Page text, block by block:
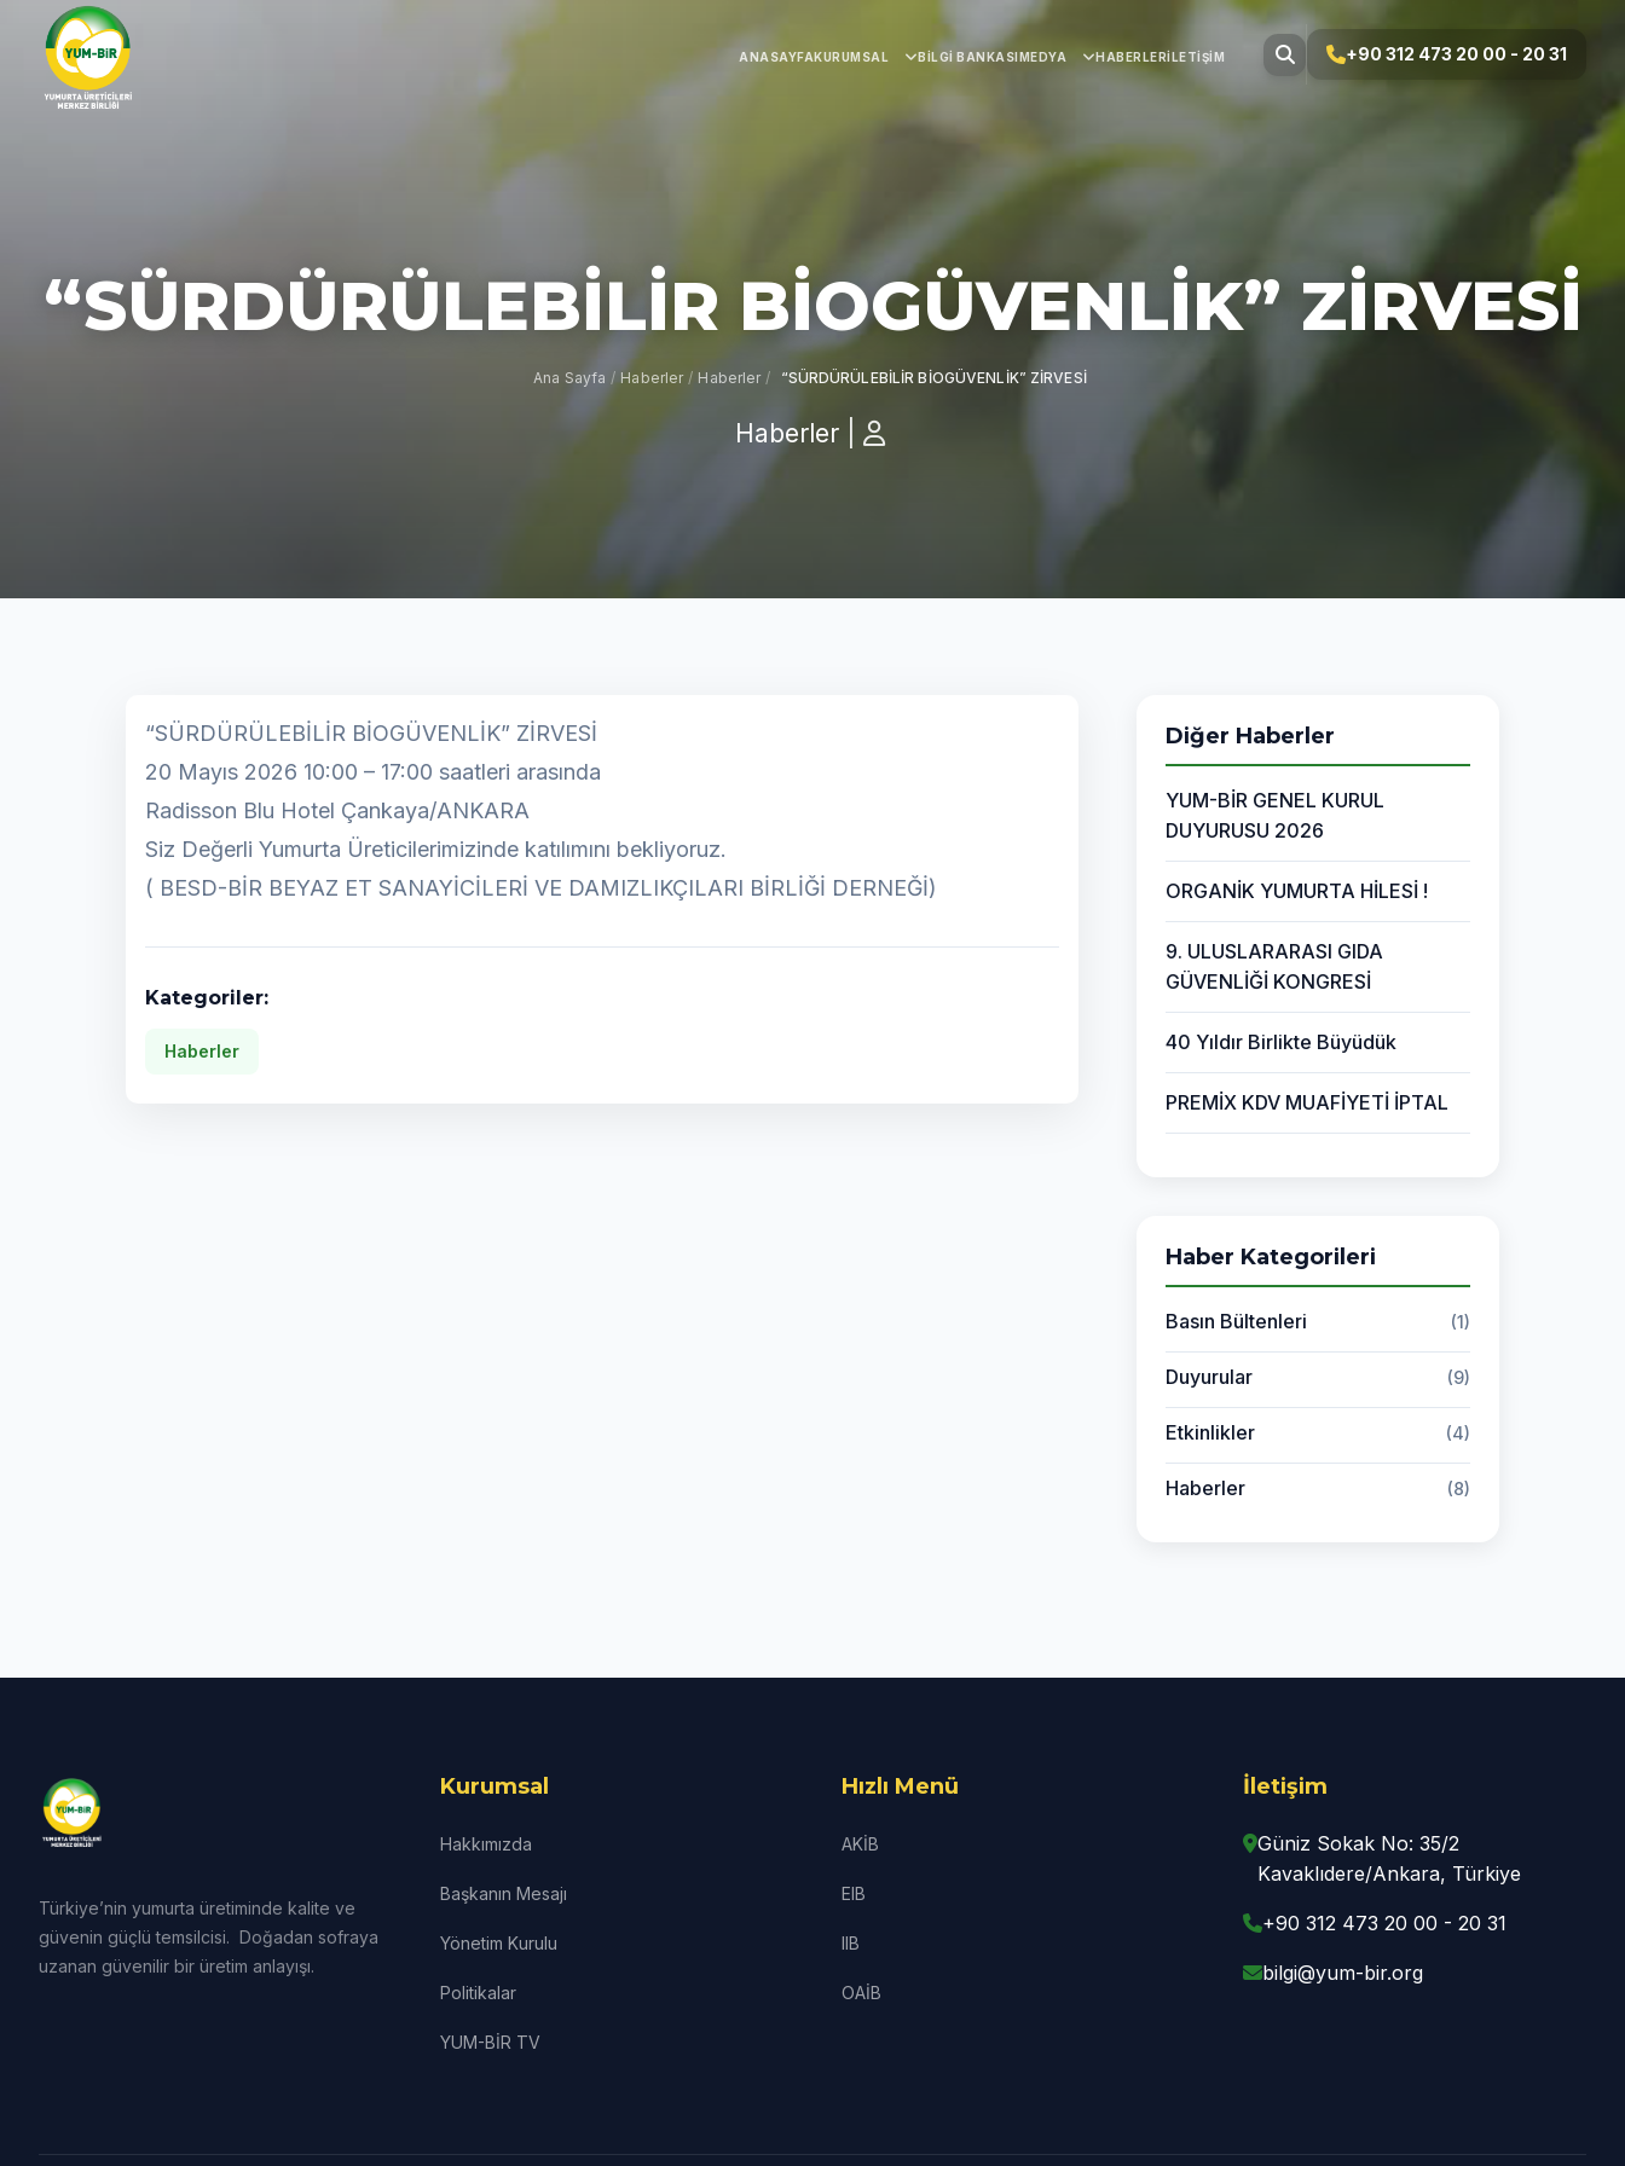
ANASAYFA KURUMSAL BILGI BANKASI MEDYA HABERLERİLETIŞIM +90 312 473 20 00 - 20 31
“SÜRDÜRÜLEBİLİR BİOGÜVENLİK” ZİRVESİ
Ana Sayfa / Haberler / Haberler / “SÜRDÜRÜLEBİLİR BİOGÜVENLİK” ZİRVESİ
Haberler
“SÜRDÜRÜLEBİLİR BİOGÜVENLİK” ZİRVESİ
20 Mayıs 2026 10:00 – 17:00 saatleri arasında
Radisson Blu Hotel Çankaya/ANKARA
Siz Değerli Yumurta Üreticilerimizinde katılımını bekliyoruz.
( BESD-BİR BEYAZ ET SANAYİCİLERİ VE DAMIZLIKÇILARI BİRLİĞİ DERNEĞİ)
Kategoriler:
Haberler
Diğer Haberler
YUM-BİR GENEL KURUL
DUYURUSU 2026
ORGANİK YUMURTA HİLESİ !
9. ULUSLARARASI GIDA
GÜVENLİĞİ KONGRESİ
40 Yıldır Birlikte Büyüdük
PREMİX KDV MUAFİYETİ İPTAL
Haber Kategorileri
Basın Bültenleri (1)
Duyurular (9)
Etkinlikler (4)
Haberler (8)
Türkiye’nin yumurta üretiminde kalite ve
güvenin güçlü temsilcisi. Doğadan sofraya
uzanan güvenilir bir üretim anlayışı.
Kurumsal
Hakkımızda
Başkanın Mesajı
Yönetim Kurulu
Politikalar
YUM-BİR TV
Hızlı Menü
AKİB
EIB
IIB
OAİB
İletişim
Güniz Sokak No: 35/2
Kavaklıdere/Ankara, Türkiye
+90 312 473 20 00 - 20 31
bilgi@yum-bir.org